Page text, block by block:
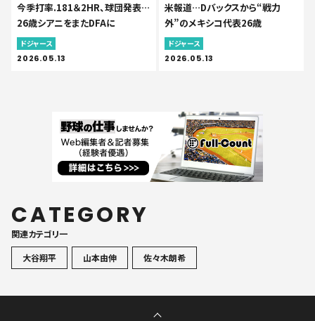
今季打率.181＆2HR、球団発表…
26歳シアニをまたDFAに
ドジャース
2026.05.13
米報道…Dバックスから“戦力
外”のメキシコ代表26歳
ドジャース
2026.05.13
CATEGORY
関連カテゴリ一
大谷翔平
山本由伸 佐々木朗希